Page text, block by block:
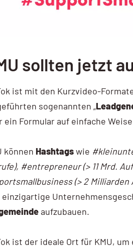
AI / KI Wissen
Google NotebookLM
Google Data Studio
Data Studio
sollten jetzt
ist mit den Kurzvideo-
sogenannten „
ein Formular auf einfache
können Hashtagswie
#entrepreneur (> 11 Mrd.
(> 2
einzigartige
aufzubauen.
ist der ideale Ort für KMU, um